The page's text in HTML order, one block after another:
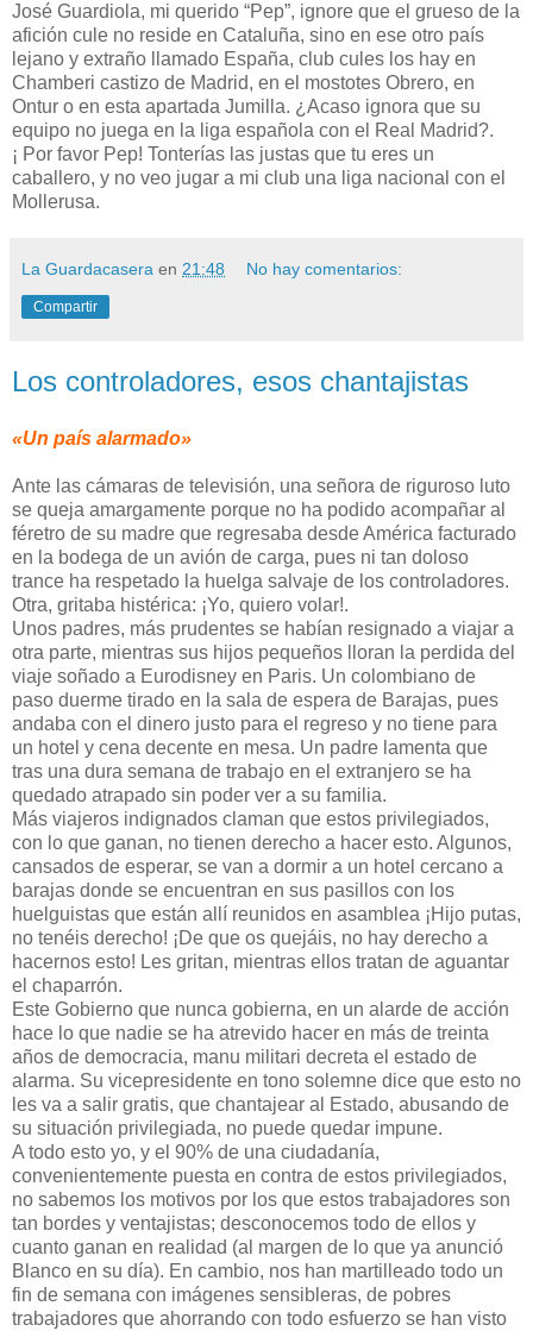
José Guardiola, mi querido “Pep”, ignore que el grueso de la
afición cule no reside en Cataluña, sino en ese otro país
lejano y extraño llamado España, club cules los hay en
Chamberi castizo de Madrid, en el mostotes Obrero, en
Ontur o en esta apartada Jumilla. ¿Acaso ignora que su
equipo no juega en la liga española con el Real Madrid?.
¡ Por favor Pep! Tonterías las justas que tu eres un
caballero, y no veo jugar a mi club una liga nacional con el
Mollerusa.
La Guardacasera en 21:48 No hay comentarios:
Compartir
Los controladores, esos chantajistas
«Un país alarmado»
Ante las cámaras de televisión, una señora de riguroso luto
se queja amargamente porque no ha podido acompañar al
féretro de su madre que regresaba desde América facturado
en la bodega de un avión de carga, pues ni tan doloso
trance ha respetado la huelga salvaje de los controladores.
Otra, gritaba histérica: ¡Yo, quiero volar!.
Unos padres, más prudentes se habían resignado a viajar a
otra parte, mientras sus hijos pequeños lloran la perdida del
viaje soñado a Eurodisney en Paris. Un colombiano de
paso duerme tirado en la sala de espera de Barajas, pues
andaba con el dinero justo para el regreso y no tiene para
un hotel y cena decente en mesa. Un padre lamenta que
tras una dura semana de trabajo en el extranjero se ha
quedado atrapado sin poder ver a su familia.
Más viajeros indignados claman que estos privilegiados,
con lo que ganan, no tienen derecho a hacer esto. Algunos,
cansados de esperar, se van a dormir a un hotel cercano a
barajas donde se encuentran en sus pasillos con los
huelguistas que están allí reunidos en asamblea ¡Hijo putas,
no tenéis derecho! ¡De que os quejáis, no hay derecho a
hacernos esto! Les gritan, mientras ellos tratan de aguantar
el chaparrón.
Este Gobierno que nunca gobierna, en un alarde de acción
hace lo que nadie se ha atrevido hacer en más de treinta
años de democracia, manu militari decreta el estado de
alarma. Su vicepresidente en tono solemne dice que esto no
les va a salir gratis, que chantajear al Estado, abusando de
su situación privilegiada, no puede quedar impune.
A todo esto yo, y el 90% de una ciudadanía,
convenientemente puesta en contra de estos privilegiados,
no sabemos los motivos por los que estos trabajadores son
tan bordes y ventajistas; desconocemos todo de ellos y
cuanto ganan en realidad (al margen de lo que ya anunció
Blanco en su día). En cambio, nos han martilleado todo un
fin de semana con imágenes sensibleras, de pobres
trabajadores que ahorrando con todo esfuerzo se han visto